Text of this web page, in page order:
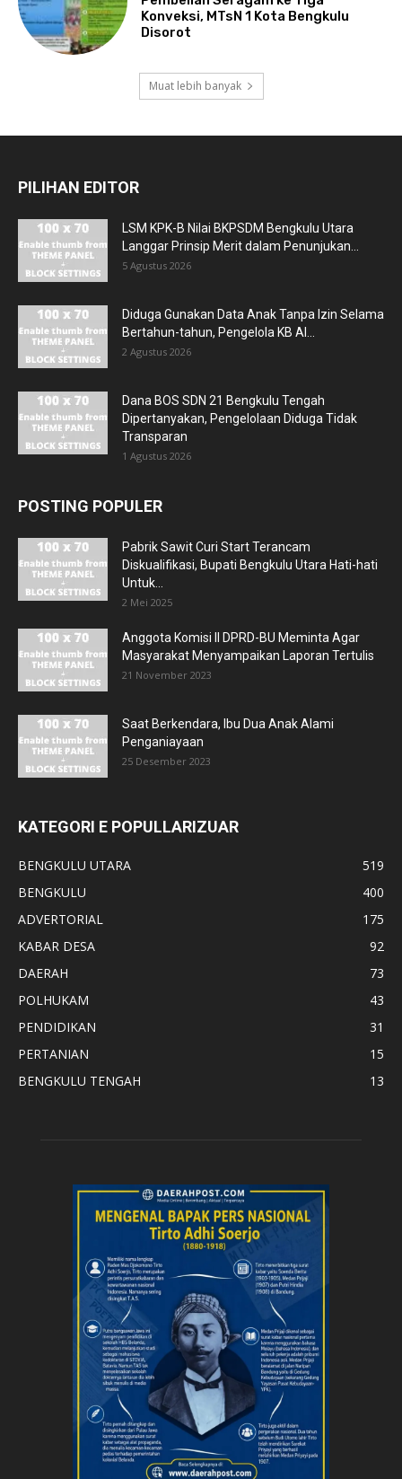
Konveksi, MTsN 1 Kota Bengkulu
Disorot
Muat lebih banyak
PILIHAN EDITOR
LSM KPK-B Nilai BKPSDM Bengkulu Utara
Langgar Prinsip Merit dalam Penunjukan...
5 Agustus 2026
Diduga Gunakan Data Anak Tanpa Izin Selama
Bertahun-tahun, Pengelola KB Al...
2 Agustus 2026
Dana BOS SDN 21 Bengkulu Tengah
Dipertanyakan, Pengelolaan Diduga Tidak
Transparan
1 Agustus 2026
POSTING POPULER
Pabrik Sawit Curi Start Terancam
Diskualifikasi, Bupati Bengkulu Utara Hati-hati
Untuk...
2 Mei 2025
Anggota Komisi II DPRD-BU Meminta Agar
Masyarakat Menyampaikan Laporan Tertulis
21 November 2023
Saat Berkendara, Ibu Dua Anak Alami
Penganiayaan
25 Desember 2023
KATEGORI E POPULLARIZUAR
BENGKULU UTARA
519
BENGKULU
400
ADVERTORIAL
175
KABAR DESA
92
DAERAH
73
POLHUKAM
43
PENDIDIKAN
31
PERTANIAN
15
BENGKULU TENGAH
13